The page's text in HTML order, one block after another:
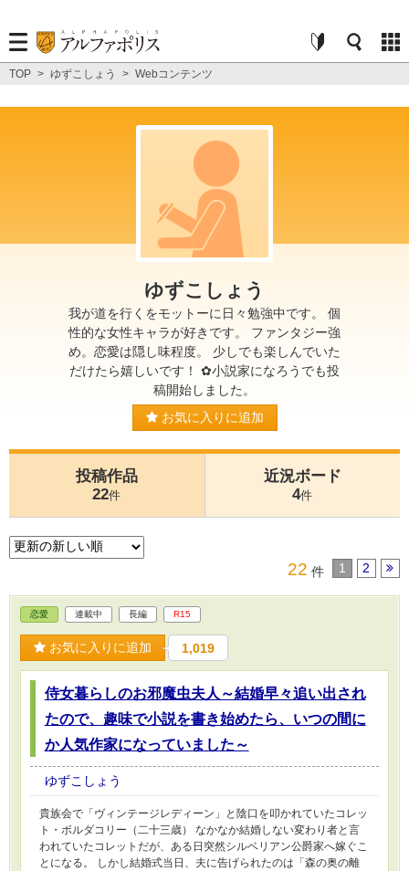
TOP > ゆずこしょう > Webコンテンツ
ゆずこしょう
我が道を行くをモットーに日々勉強中です。 個
性的な女性キャラが好きです。 ファンタジー強
め。恋愛は隠し味程度。 少しでも楽しんでいた
だけたら嬉しいです！ ✿小説家になろうでも投
稿開始しました。
お気に入りに追加
投稿作品
22件
近況ボード
4件
22 件 1 2
恋愛 連載中 長編 R15
お気に入りに追加 1,019
侍女暮らしのお邪魔虫夫人～結婚早々追い出され
たので、趣味で小説を書き始めたら、いつの間に
か人気作家になっていました～
ゆずこしょう
貴族会で「ヴィンテージレディーン」と陰口を叩かれていたコレッ
ト・ボルダコリー（二十三歳） なかなか結婚しない変わり者と言
われていたコレットだが、ある日突然シルベリアン公爵家へ嫁ぐこ
とになる。 しかし結婚式当日、夫に告げられたのは「森の奥の離